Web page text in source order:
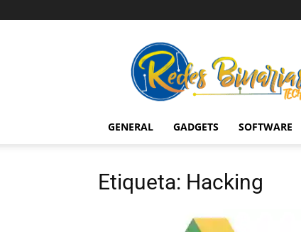
Binarias
Tech
GENERAL GADGETS SOFTWARE
Etiqueta: Hacking